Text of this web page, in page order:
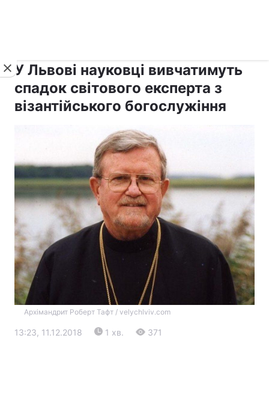
У Львові науковці вивчатимуть
спадок світового експерта з
візантійського богослужіння
Архімандрит Роберт Тафт / velychlviv.com
13:23, 11.12.2018 1 хв. 371